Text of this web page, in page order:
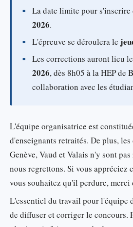
La date limite pour s'inscrire
2026.
L'épreuve se déroulera le
Les corrections auront lieu le
2026, dès 8h05 à la HEP de
collaboration avec les
L'équipe organisatrice est
d'enseignants retraités. De plus,
Genève, Vaud et Valais n'y sont
nous regrettons. Si vous appréciez
vous souhaitez qu'il perdure, merci
L'essentiel du travail pour l'équipe
de diffuser et corriger le concours.